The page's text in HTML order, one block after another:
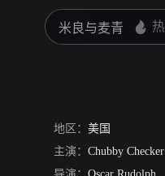
地区： 美国
主演： Chubby Checker